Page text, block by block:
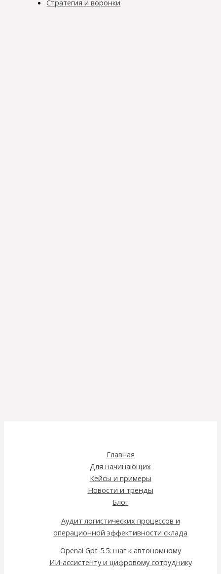
Стратегия и воронки
Главная
Для начинающих
Кейсы и примеры
Новости и тренды
Блог
Аудит логистических процессов и
операционной эффективности склада
Openai Gpt‑5.5: шаг к автономному
ИИ‑ассистенту и цифровому сотруднику